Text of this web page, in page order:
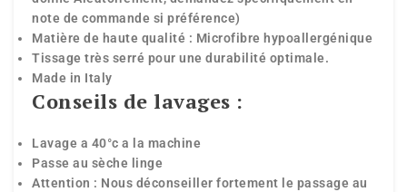
note de commande si préférence)
Matière de haute qualité : Microfibre hypoallergénique
Tissage très serré pour une durabilité optimale.
Made in Italy
Conseils de lavages :
Lavage a 40°c a la machine
Passe au sèche linge
Attention : Nous déconseiller fortement le passage au